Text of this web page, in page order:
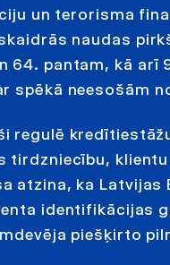
un terorisma
naudas
64. pantam, kā arī
spēkā neesošām
regulē
tirdzniecību,
atzina, ka Latvijas
identifikācijas
piešķirto